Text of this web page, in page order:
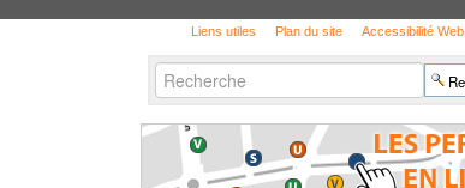
Liens utiles Plan du site Accessibilité Web
Chercher par
avancée…